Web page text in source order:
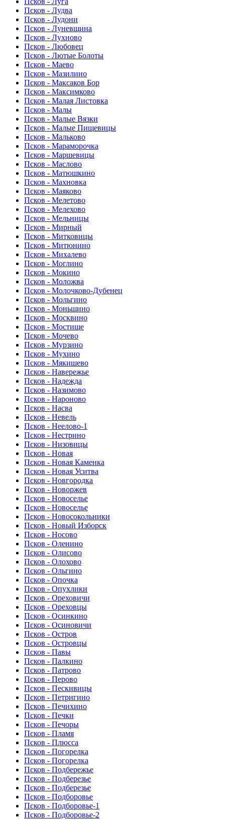
Псков - Лудва
Псков - Лудони
Псков - Луневщина
Псков - Лухново
Псков - Любовец
Псков - Лютые Болоты
Псков - Маево
Псков - Мазилино
Псков - Максаков Бор
Псков - Максимково
Псков - Малая Листовка
Псков - Малы
Псков - Малые Вязки
Псков - Малые Пищевицы
Псков - Мальково
Псков - Мараморочка
Псков - Маршевицы
Псков - Маслово
Псков - Матюшкино
Псков - Махновка
Псков - Маяково
Псков - Мелетово
Псков - Мелехово
Псков - Мельницы
Псков - Мирный
Псков - Митковицы
Псков - Митюнино
Псков - Михалево
Псков - Моглино
Псков - Мокино
Псков - Моложва
Псков - Молочково-Дубенец
Псков - Мольгино
Псков - Моньшино
Псков - Москвино
Псков - Мостище
Псков - Мочево
Псков - Мурзино
Псков - Мухино
Псков - Мякишево
Псков - Навережье
Псков - Надежда
Псков - Назимово
Псков - Нароново
Псков - Насва
Псков - Невель
Псков - Неелово-1
Псков - Нестрино
Псков - Низовицы
Псков - Новая
Псков - Новая Каменка
Псков - Новая Уситва
Псков - Новгородка
Псков - Новоржев
Псков - Новоселье
Псков - Новоселье
Псков - Новосокольники
Псков - Новый Изборск
Псков - Носово
Псков - Оленино
Псков - Олисово
Псков - Олохово
Псков - Ольгино
Псков - Опочка
Псков - Опухлики
Псков - Ореховичи
Псков - Ореховцы
Псков - Осинкино
Псков - Осиновичи
Псков - Остров
Псков - Островцы
Псков - Павы
Псков - Палкино
Псков - Патрово
Псков - Перово
Псков - Пескивицы
Псков - Петригино
Псков - Печихино
Псков - Печки
Псков - Печоры
Псков - Пламя
Псков - Плюсса
Псков - Погорелка
Псков - Погорелка
Псков - Подбережье
Псков - Подберезье
Псков - Подберезье
Псков - Подборовье
Псков - Подборовье-1
Псков - Подборовье-2